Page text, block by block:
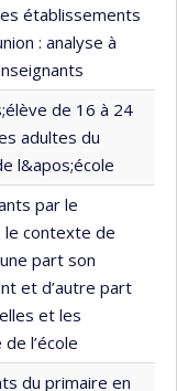
établissements
: analyse à
de 16 à 24
adultes du
l&apos;école
par le
le contexte de
part son
et d’autre part
et les
l’école
du primaire en